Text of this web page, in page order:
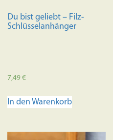
Du bist geliebt – Filz-
Schlüsselanhänger
7,49€
In den Warenkorb